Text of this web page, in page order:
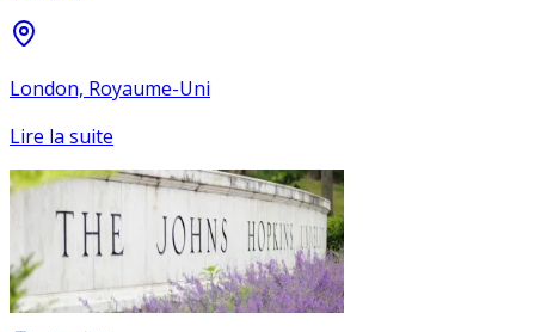
London, Royaume-Uni
Lire la suite